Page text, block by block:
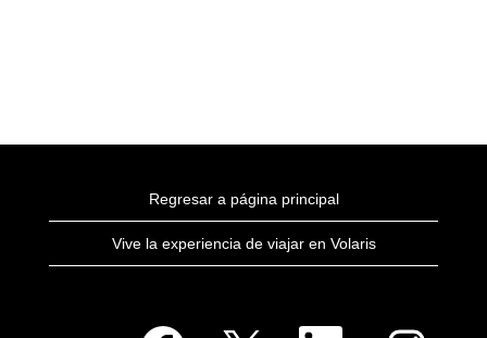
Regresar a página principal
Vive la experiencia de viajar en Volaris
S